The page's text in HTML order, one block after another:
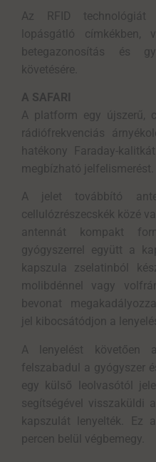
Az RFID technológiát
lopásgátló címkékben,
betegazonosítás és
követésére.
A SAFARI
A platform egy újszerű,
rádiófrekvenciás
hatékony Faraday-
megbízható jelfelismerést.
A jelet továbbító
cellulózrészecskék közé
antennát kompakt
gyógyszerrel együtt a
kapszula zselatinból
molibdénnel vagy
bevonat
jel kibocsátódjon a
A lenyelést követően
felszabadul a gyógyszer
egy külső leolvasótól
segítségével visszaküldi
kapszulát lenyelték. Ez
percen belül végbemegy.